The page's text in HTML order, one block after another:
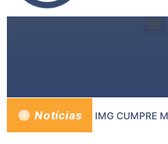
Notícias
INHAPIM E PMMG CUMPRE